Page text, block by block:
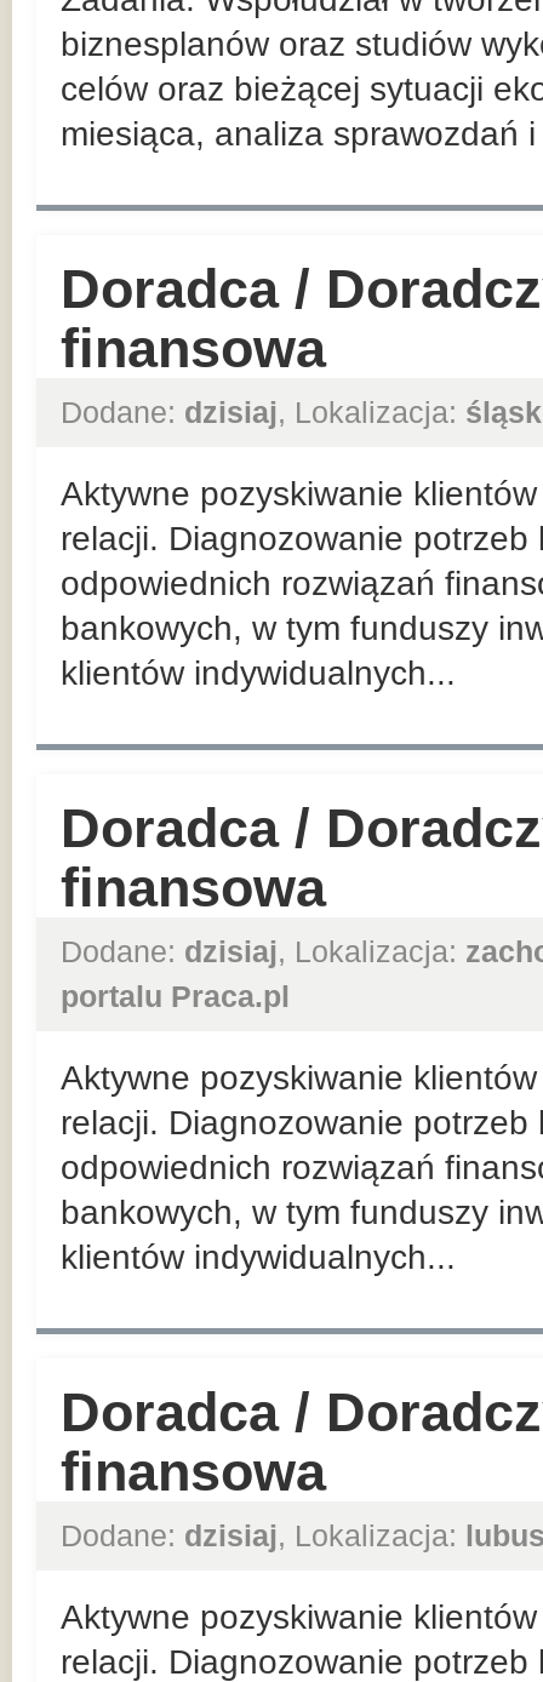
biznesplanów oraz studiów
celów oraz bieżącej sytuacji
miesiąca, analiza sprawozdań
Doradca /
finansowa
Dodane: dzisiaj, Lokalizacja:
Aktywne pozyskiwanie
relacji. Diagnozowanie
odpowiednich rozwiązań
bankowych, w tym funduszy
klientów indywidualnych...
Doradca /
finansowa
Dodane: dzisiaj, Lokalizacja:
portalu Praca.pl
Aktywne pozyskiwanie
relacji. Diagnozowanie
odpowiednich rozwiązań
bankowych, w tym funduszy
klientów indywidualnych...
Doradca /
finansowa
Dodane: dzisiaj, Lokalizacja:
Aktywne pozyskiwanie
relacji. Diagnozowanie